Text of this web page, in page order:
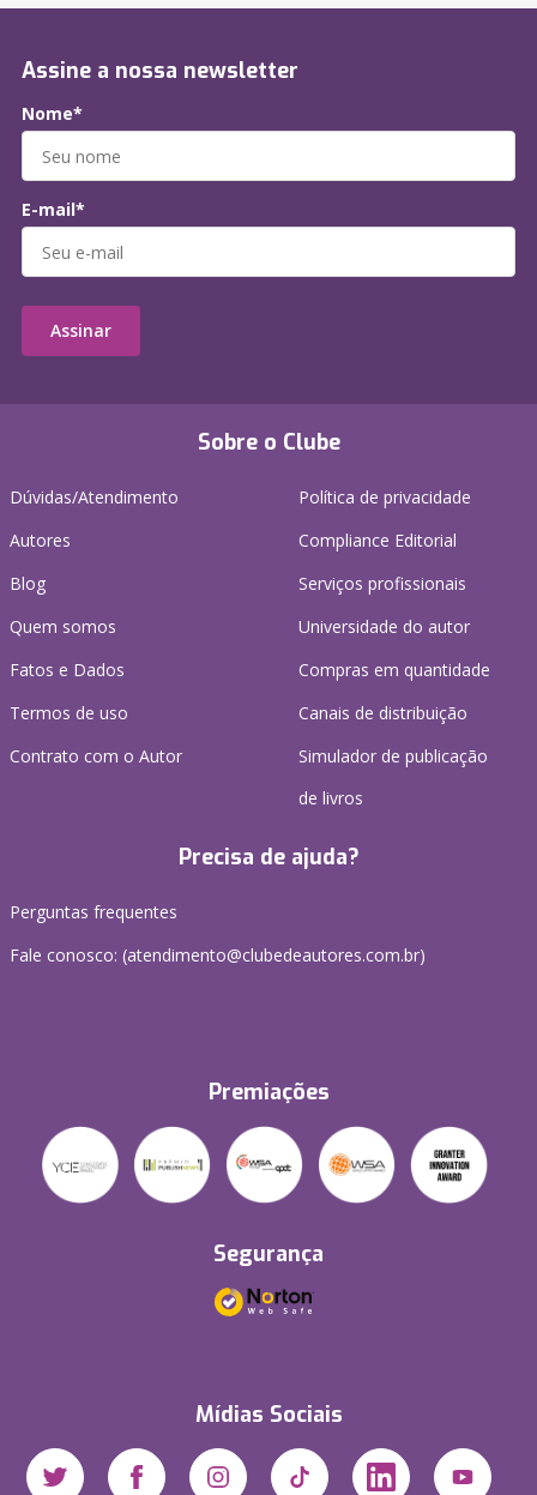
Sobre o Clube
Dúvidas/Atendimento
Autores
Blog
Quem somos
Fatos e Dados
Termos de uso
Contrato com o Autor
Política de privacidade
Compliance Editorial
Serviços profissionais
Universidade do autor
Compras em quantidade
Canais de distribuição
Simulador de publicação
de livros
Precisa de ajuda?
Perguntas frequentes
Fale conosco: (atendimento@clubedeautores.com.br)
Premiações
Segurança
Mídias Sociais
Assine a nossa newsletter
Nome*
E-mail*
Assinar